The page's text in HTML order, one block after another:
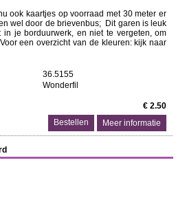
ook kaartjes op voorraad met 30 meter er
wel door de brievenbus; Dit garen is leuk
je borduurwerk, en niet te vergeten, om
een overzicht van de kleuren: kijk naar
36.5155
Wonderfil
€ 2.50
Meer informatie